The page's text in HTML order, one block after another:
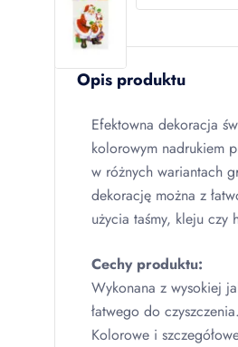
Opis produktu
Efektowna dekoracja
kolorowym nadrukiem
w różnych wariantach
dekorację można z
użycia taśmy, kleju czy
Cechy produktu:
Wykonana z wysokiej
łatwego do czyszczenia.
Kolorowe i